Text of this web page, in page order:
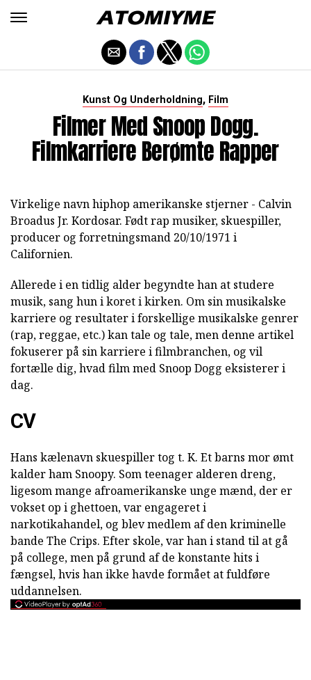
Kunst Og Underholdning, Film
Filmer Med Snoop Dogg.
Filmkarriere Berømte Rapper
Virkelige navn hiphop amerikanske stjerner - Calvin
Broadus Jr. Kordosar. Født rap musiker, skuespiller,
producer og forretningsmand 20/10/1971 i
Californien.
Allerede i en tidlig alder begyndte han at studere
musik, sang hun i koret i kirken. Om sin musikalske
karriere og resultater i forskellige musikalske genrer
(rap, reggae, etc.) kan tale og tale, men denne artikel
fokuserer på sin karriere i filmbranchen, og vil
fortælle dig, hvad film med Snoop Dogg eksisterer i
dag.
CV
Hans kælenavn skuespiller tog t. K. Et barns mor ømt
kalder ham Snoopy. Som teenager alderen dreng,
ligesom mange afroamerikanske unge mænd, der er
vokset op i ghettoen, var engageret i
narkotikahandel, og blev medlem af den kriminelle
bande The Crips. Efter skole, var han i stand til at gå
på college, men på grund af de konstante hits i
fængsel, hvis han ikke havde formået at fuldføre
uddannelsen.